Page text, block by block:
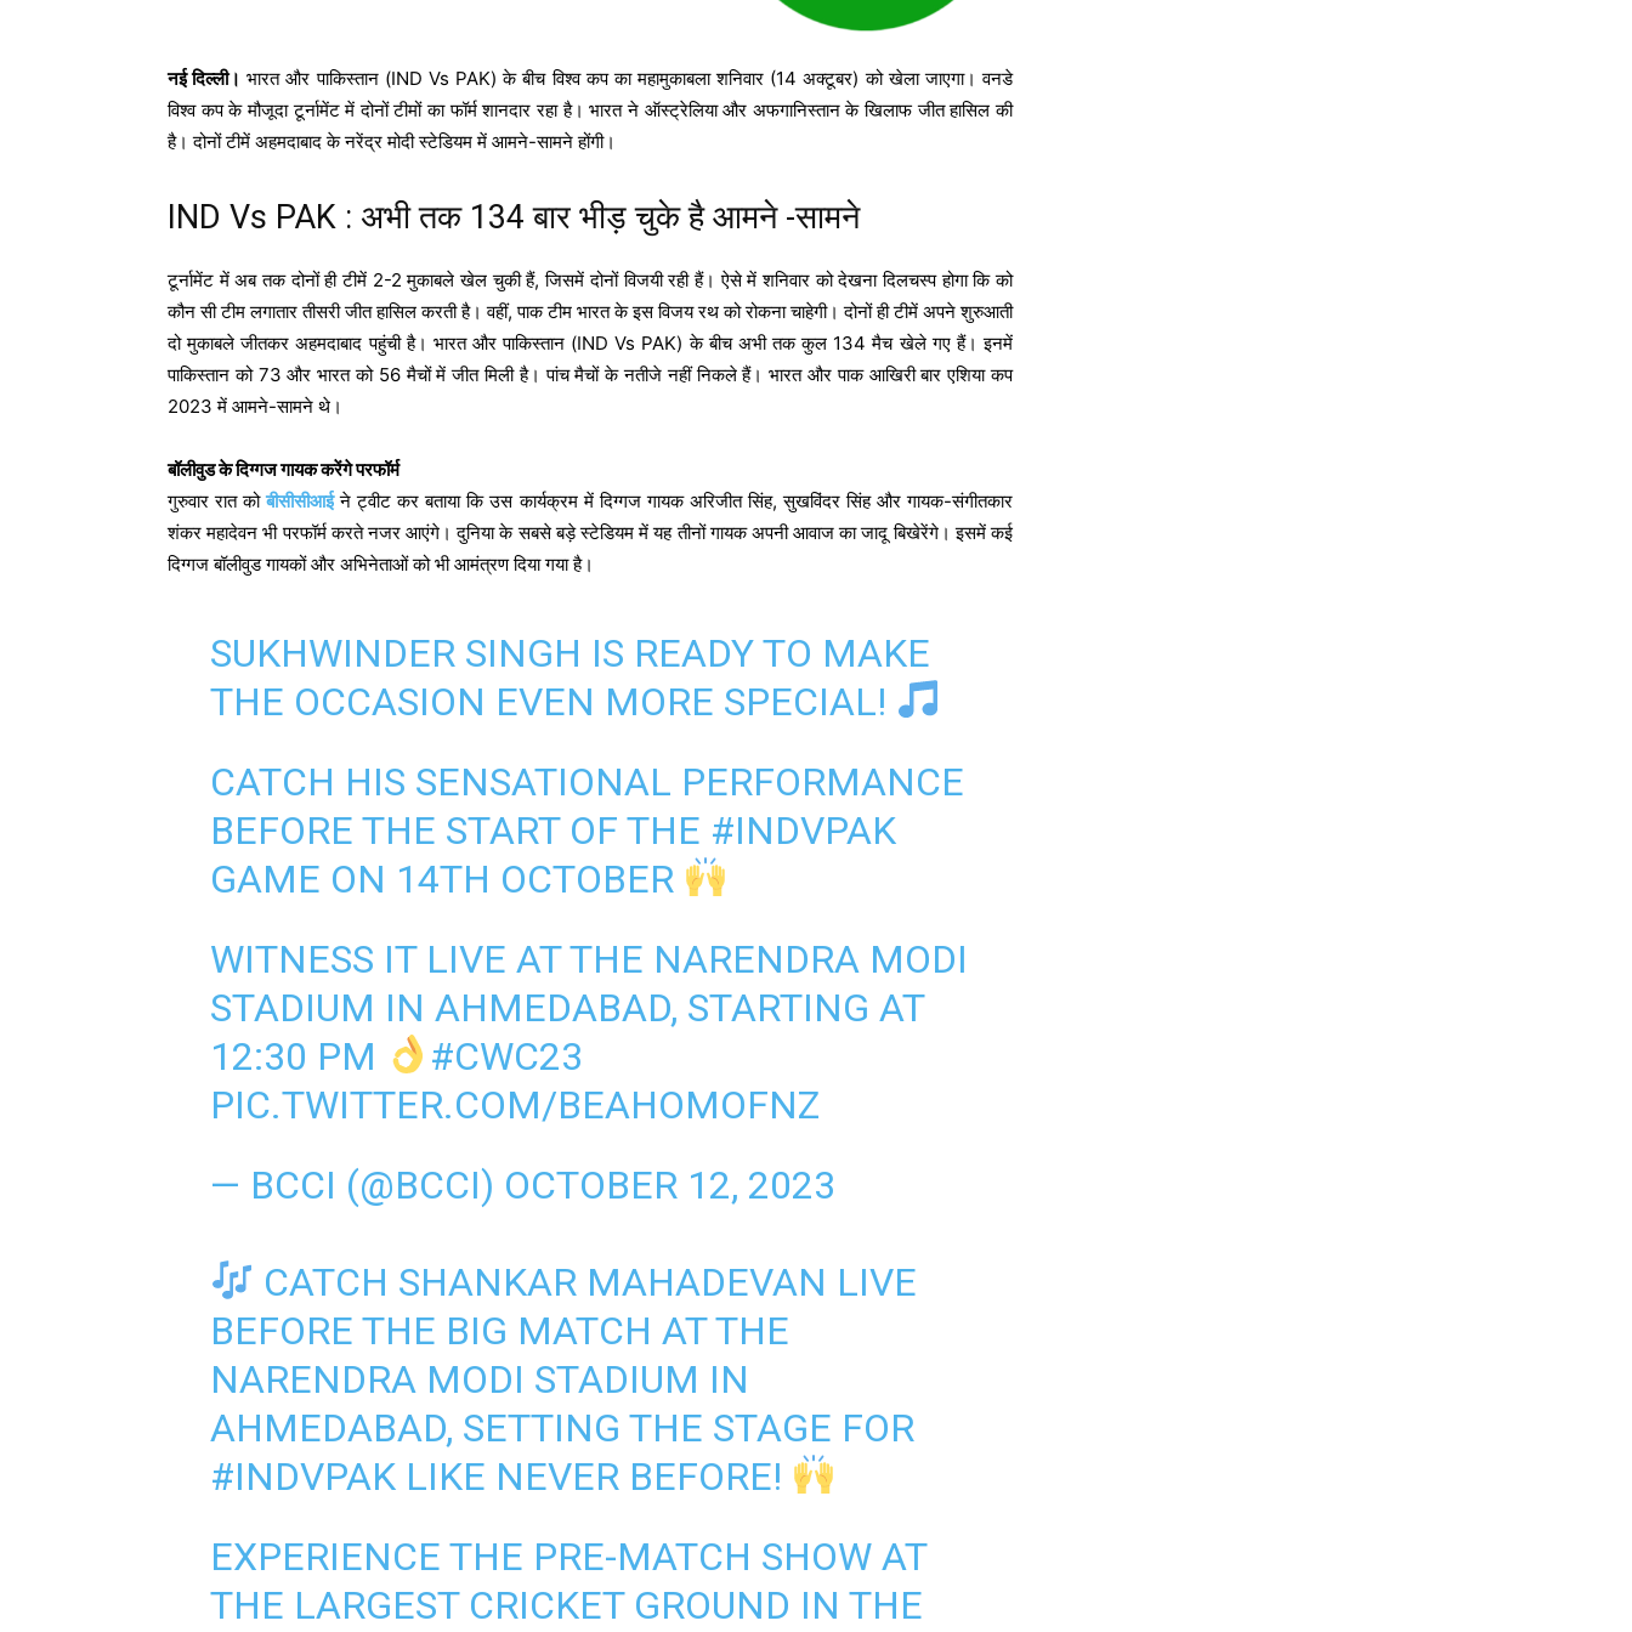
नई दिल्ली। भारत और पाकिस्तान (IND Vs PAK) के बीच विश्व कप का महामुकाबला शनिवार (14 अक्टूबर) को खेला जाएगा। वनडे
विश्व कप के मौजूदा टूर्नामेंट में दोनों टीमों का फॉर्म शानदार रहा है। भारत ने ऑस्ट्रेलिया और अफगानिस्तान के खिलाफ जीत हासिल की
है। दोनों टीमें अहमदाबाद के नरेंद्र मोदी स्टेडियम में आमने-सामने होंगी।
IND Vs PAK : अभी तक 134 बार भीड़ चुके है आमने -सामने
टूर्नामेंट में अब तक दोनों ही टीमें 2-2 मुकाबले खेल चुकी हैं, जिसमें दोनों विजयी रही हैं। ऐसे में शनिवार को देखना दिलचस्प होगा कि को
कौन सी टीम लगातार तीसरी जीत हासिल करती है। वहीं, पाक टीम भारत के इस विजय रथ को रोकना चाहेगी। दोनों ही टीमें अपने शुरुआती
दो मुकाबले जीतकर अहमदाबाद पहुंची है। भारत और पाकिस्तान (IND Vs PAK) के बीच अभी तक कुल 134 मैच खेले गए हैं। इनमें
पाकिस्तान को 73 और भारत को 56 मैचों में जीत मिली है। पांच मैचों के नतीजे नहीं निकले हैं। भारत और पाक आखिरी बार एशिया कप
2023 में आमने-सामने थे।
बॉलीवुड के दिग्गज गायक करेंगे परफॉर्म
गुरुवार रात कोबीसीसीआईने ट्वीट कर बताया कि उस कार्यक्रम में दिग्गज गायक अरिजीत सिंह, सुखविंदर सिंह और गायक-संगीतकार
शंकर महादेवन भी परफॉर्म करते नजर आएंगे। दुनिया के सबसे बड़े स्टेडियम में यह तीनों गायक अपनी आवाज का जादू बिखेरेंगे। इसमें कई
दिग्गज बॉलीवुड गायकों और अभिनेताओं को भी आमंत्रण दिया गया है।
SUKHWINDER SINGH IS READY TO MAKE
THE OCCASION EVEN MORE SPECIAL!
CATCH HIS SENSATIONAL PERFORMANCE
BEFORE THE START OF THE #INDVPAK
GAME ON 14TH OCTOBER
WITNESS IT LIVE AT THE NARENDRA MODI
STADIUM IN AHMEDABAD, STARTING AT
12:30 PM
#CWC23
PIC.TWITTER.COM/BEAHOMOFNZ
— BCCI (@BCCI) OCTOBER 12, 2023
CATCH SHANKAR MAHADEVAN LIVE
BEFORE THE BIG MATCH AT THE
NARENDRA MODI STADIUM IN
AHMEDABAD, SETTING THE STAGE FOR
#INDVPAKLIKE NEVER BEFORE!
EXPERIENCE THE PRE-MATCH SHOW AT
THE LARGEST CRICKET GROUND IN THE